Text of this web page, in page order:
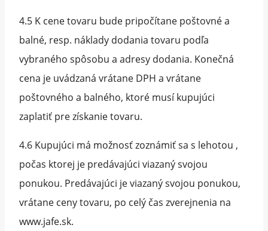
4.5 K cene tovaru bude pripočítane poštovné a
balné, resp. náklady dodania tovaru podľa
vybraného spôsobu a adresy dodania. Konečná
cena je uvádzaná vrátane DPH a vrátane
poštovného a balného, ktoré musí kupujúci
zaplatiť pre získanie tovaru.
4.6 Kupujúci má možnosť zoznámiť sa s lehotou ,
počas ktorej je predávajúci viazaný svojou
ponukou. Predávajúci je viazaný svojou ponukou,
vrátane ceny tovaru, po celý čas zverejnenia na
www.jafe.sk.